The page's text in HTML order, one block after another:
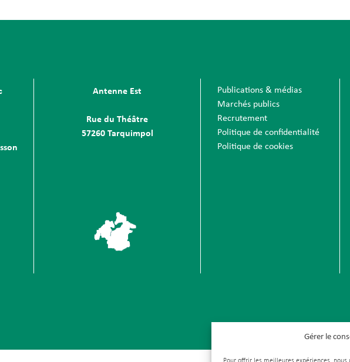
Gérer le
Antenne Est
Rue du Théâtre
57260 Tarquimpol
Publications & médias
Marchés publics
Recrutement
Politique de confidentialité
Politique de cookies